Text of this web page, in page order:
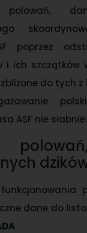
polowań,
poprzez
i ich szczątków
do tych
ASF nie słabnie.
dane do